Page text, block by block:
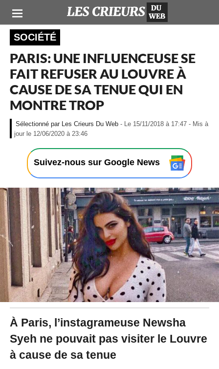
SOCIÉTÉ
PARIS: UNE INFLUENCEUSE SE
FAIT REFUSER AU LOUVRE À
CAUSE DE SA TENUE QUI EN
MONTRE TROP
Les Crieurs Du Web - Le 15/11/2018 à 17:47 - Mis à
jour le 12/06/2020 à 23:46
1
/
1
1
/
0
à
1
7
:
4
7
-
M
i
s
j
Suivez-nous sur Google News
À Paris, l’instagrameuse Newsha
Syeh ne pouvait pas visiter le Louvre
à cause de sa tenue